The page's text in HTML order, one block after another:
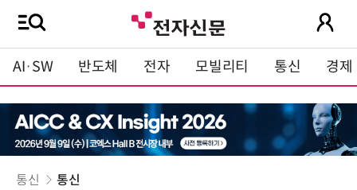
AI·SW 반도체 전자 모빌리티 통신 경제
통신 통신